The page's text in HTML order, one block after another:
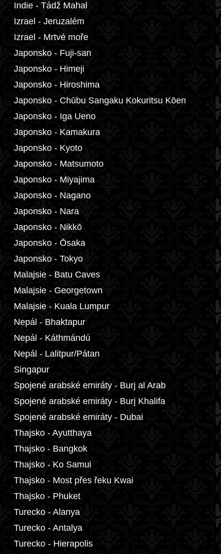
Indie - Tádž Mahal
Izrael - Jeruzalém
Izrael - Mrtvé moře
Japonsko - Fuji-san
Japonsko - Himeji
Japonsko - Hiroshima
Japonsko - Chūbu Sangaku Kokuritsu Kōen
Japonsko - Iga Ueno
Japonsko - Kamakura
Japonsko - Kyoto
Japonsko - Matsumoto
Japonsko - Miyajima
Japonsko - Nagano
Japonsko - Nara
Japonsko - Nikkō
Japonsko - Ōsaka
Japonsko - Tokyo
Malajsie - Batu Caves
Malajsie - Georgetown
Malajsie - Kuala Lumpur
Nepál - Bhaktapur
Nepál - Káthmándú
Nepál - Lalitpur/Pátan
Singapur
Spojené arabské emiráty - Burj al Arab
Spojené arabské emiráty - Burj Khalifa
Spojené arabské emiráty - Dubai
Thajsko - Ayutthaya
Thajsko - Bangkok
Thajsko - Ko Samui
Thajsko - Most přes řeku Kwai
Thajsko - Phuket
Turecko - Alanya
Turecko - Antalya
Turecko - Hierapolis